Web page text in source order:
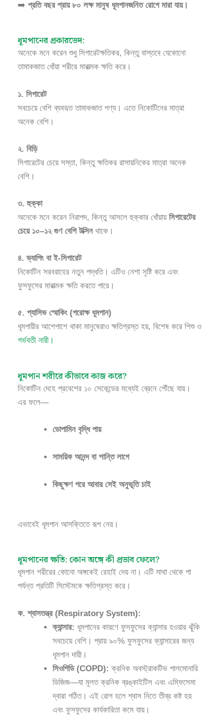
➡️প্রতি বছর প্রায় ৮০ লক্ষ মানুষ ধূমপানজনিত রোগে মারা যায়।
ধূমপানের প্রকারভেদ:
অনেকে মনে করেন শুধু সিগারেটক্ষতিকর, কিন্তু বাস্তবে যেকোনো
তামাকজাত ধোঁয়া শরীরে মারাত্মক ক্ষতি করে।
১. সিগারেট
সবচেয়ে বেশি ব্যবহৃত তামাকজাত পণ্য। এতে নিকোটিনের মাত্রা
অনেক বেশি।
২. বিড়ি
সিগারেটের চেয়ে সস্তা, কিন্তু ক্ষতিকর রাসায়নিকের মাত্রা অনেক
বেশি।
৩. হুক্কা
অনেকে মনে করেন নিরাপদ, কিন্তু আসলে হুক্কার ধোঁয়ায়সিগারেটের
চেয়ে ১০–১২ গুণ বেশি টক্সিনথাকে।
৪. ভ্যাপিং বা ই-সিগারেট
নিকোটিন সরবরাহের নতুন পদ্ধতি। এটিও নেশা সৃষ্টি করে এবং
ফুসফুসের মারাত্মক ক্ষতি করতে পারে।
৫. প্যাসিভ স্মোকিং (পরোক্ষ ধূমপান)
ধূমপায়ীর আশেপাশে থাকা মানুষেরাও ক্ষতিগ্রস্ত হয়, বিশেষ করে শিশু ও
গর্ভবতী নারী।
ধূমপান শরীরে কীভাবে কাজ করে?
নিকোটিন দেহে প্রবেশের ১০ সেকেন্ডের মধ্যেই ব্রেনে পৌঁছে যায়।
এর ফলে—
ডোপামিন বৃদ্ধি পায়
সাময়িক আনন্দ বা শান্তি লাগে
কিছুক্ষণ পরে আবার সেই অনুভূতি চাই
এভাবেই ধূমপান আসক্তিতে রূপ নেয়।
ধূমপানের ক্ষতি: কোন অঙ্গে কী প্রভাব ফেলে?
ধূমপান শরীরের কোনো অঙ্গকেই রেহাই দেয় না। এটি মাথা থেকে পা
পর্যন্ত প্রতিটি সিস্টেমকে ক্ষতিগ্রস্ত করে।
ক. শ্বাসতন্ত্র (Respiratory System):
ক্যান্সার: ধূমপানের কারণে ফুসফুসের ক্যান্সার হওয়ার ঝুঁকি
সবচেয়ে বেশি। প্রায় ৯০% ফুসফুসের ক্যান্সারের জন্য
ধূমপান দায়ী।
সিওপিডি (COPD): ক্রনিক অবস্ট্রাকটিভ পালমোনারি
ডিজিজ—যা মূলত ক্রনিক ব্রঙ্কাইটিস এবং এম্ফিসেমা
দ্বারা গঠিত। এই রোগ হলে শ্বাস নিতে তীব্র কষ্ট হয়
এবং ফুসফুসের কার্যকারিতা কমে যায়।